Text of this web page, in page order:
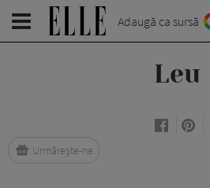
Adaugă ca sursă
Leu
Urmărește-ne